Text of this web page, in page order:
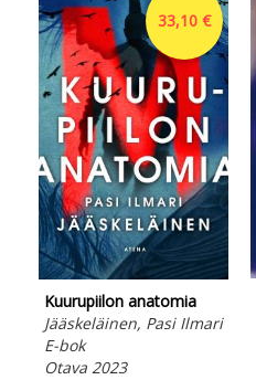
33,10 €
Kuurupiilon anatomia
Jääskeläinen, Pasi Ilmari
E-bok
Otava 2023